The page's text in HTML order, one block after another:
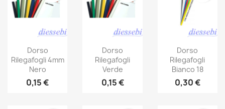
Dorso
Rilegafogli 4mm
Nero
0,15 €
Dorso
Rilegafogli
Verde
0,15 €
Dorso
Rilegafogli
Bianco 18
0,30 €